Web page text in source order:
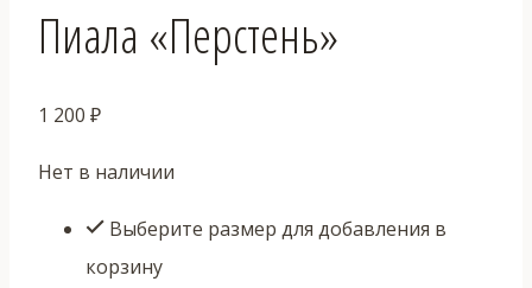
Пиала «Перстень»
1 200 ₽
Нет в наличии
Выберите размер для добавления в
корзину